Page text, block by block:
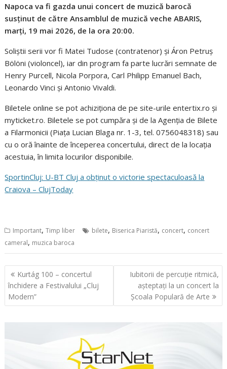
Napoca va fi gazda unui concert de muzică barocă
susținut de către Ansamblul de muzică veche ABARIS,
marți, 19 mai 2026, de la ora 20:00.
Soliștii serii vor fi Matei Tudose (contratenor) și Áron Petruș
Bölöni (violoncel), iar din program fa parte lucrări semnate de
Henry Purcell, Nicola Porpora, Carl Philipp Emanuel Bach,
Leonardo Vinci și Antonio Vivaldi.
Biletele online se pot achiziționa de pe site-urile entertix.ro și
myticket.ro. Biletele se pot cumpăra și de la Agenția de Bilete
a Filarmonicii (Piața Lucian Blaga nr. 1-3, tel. 0756048318) sau
cu o oră înainte de începerea concertului, direct de la locația
acestuia, în limita locurilor disponibile.
SportinCluj: U-BT Cluj a obținut o victorie spectaculoasă la
Craiova – ClujToday
Important,Timp liber bilete, Biserica Piaristă, concert, concert
cameral, muzica baroca
Navigare
în
articole
Kurtág 100 – concertul
închidere a Festivalului „Cluj
Modern”
Iubitorii de percuție ritmică,
așteptați la un concert la
Școala Populară de Arte